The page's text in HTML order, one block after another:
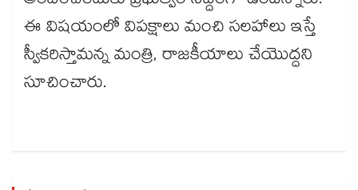
ఈ విషయంలో విపక్షాలు మంచి సలహాలు ఇస్తే
స్వీకరిస్తామన్న మంత్రి, రాజకీయాలు చేయొద్దని
సూచించారు.